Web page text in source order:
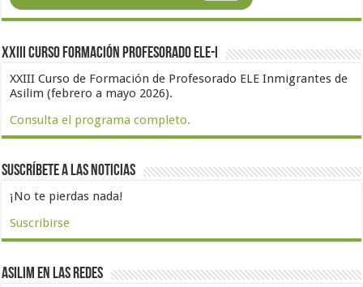
XXIII Curso formación profesorado ELE-I
XXIII Curso de Formación de Profesorado ELE Inmigrantes de
Asilim (febrero a mayo 2026).
Consulta el programa completo.
Suscríbete a las noticias
¡No te pierdas nada!
Suscribirse
Asilim en las redes